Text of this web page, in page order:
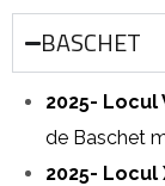
BASCHET
2025- Locul
de Baschet
2025- Locul